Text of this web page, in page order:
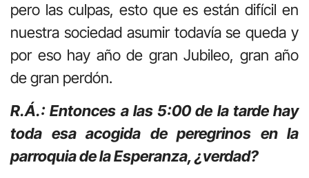
pero las culpas, esto que es están difícil en
nuestra sociedad asumir todavía se queda y
por eso hay año de gran Jubileo, gran año
de gran perdón.
R.Á.: Entonces a las 5:00 de la tarde hay
toda esa acogida de peregrinos en la
parroquia de la Esperanza, ¿verdad?